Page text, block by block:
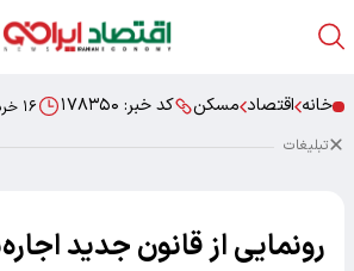
خانه اقتصاد مسکن کد خبر: ۱۷۸۳۵۰ ۱۶ خرداد ۱۴۰۴ ۲۰:۱۷
تبلیغات
رونمایی از قانون جدید